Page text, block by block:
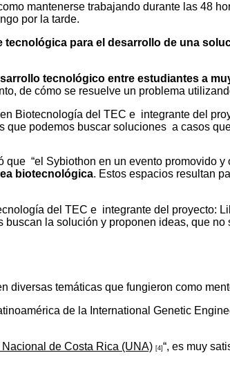
mantenerse trabajando durante las 48
por la tarde.
tecnológica para el desarrollo de una
tecnológico entre estudiantes a
de cómo se resuelve un problema
Biotecnología del TEC e integrante del
podemos buscar soluciones a casos
“el Sybiothon en un evento promovido
biotecnológica. Estos espacios resultan
del TEC e integrante del proyecto:
la solución y proponen ideas, que no
diversas temáticas que fungieron como
de la International Genetic
de Costa Rica (UNA) [4] “, es muy